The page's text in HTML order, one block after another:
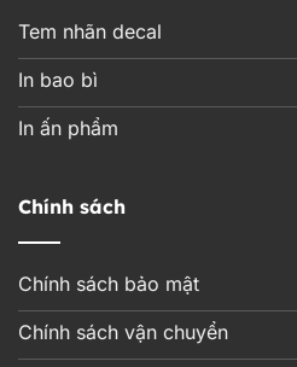
Tem nhãn decal
In bao bì
In ấn phẩm
Chính sách
Chính sách bảo mật
Chính sách vận chuyển